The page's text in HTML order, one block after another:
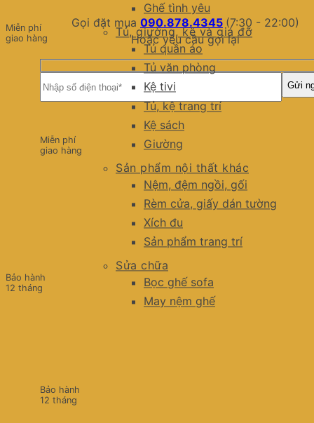
Ghế tình yêu
Tủ, giường, kệ và giá đỡ
Tủ quần áo
Tủ văn phòng
Kệ tivi
Tủ, kệ trang trí
Kệ sách
Giường
Sản phẩm nội thất khác
Nệm, đệm ngồi, gối
Rèm cửa, giấy dán tường
Xích đu
Sản phẩm trang trí
Sửa chữa
Bọc ghế sofa
May nệm ghế
Gọi đặt mua 090.878.4345 (7:30 - 22:00)
Hoặc yêu cầu gọi lại
Miễn phí
giao hàng
Bảo hành
12 tháng
Miễn phí
giao hàng
Bảo hành
12 tháng